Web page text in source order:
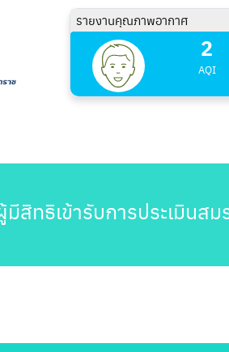
รายงานคุณภาพอากาศ
2
AQI
สิทธิเข้ารับการประเมินส